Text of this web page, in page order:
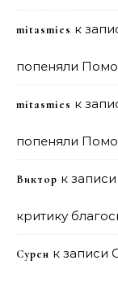
mitasmies к
попеняли
mitasmies к
попеняли
Виктор к записи
критику
Сурен к записи